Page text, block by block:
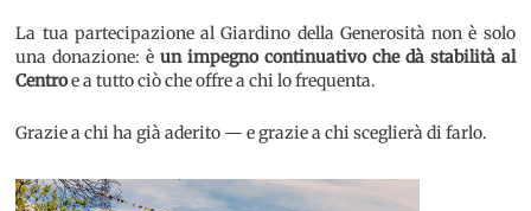
La tua partecipazione al Giardino della Generosità non è solo
una donazione: èun impegno continuativo che dà stabilità al
Centroe a tutto ciò che offre a chi lo frequenta.
Grazie a chi ha già aderito — e grazie a chi sceglierà di farlo.